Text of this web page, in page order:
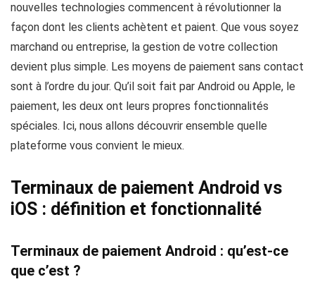
nouvelles technologies commencent à révolutionner la
façon dont les clients achètent et paient. Que vous soyez
marchand ou entreprise, la gestion de votre collection
devient plus simple. Les moyens de paiement sans contact
sont à l’ordre du jour. Qu’il soit fait par Android ou Apple, le
paiement, les deux ont leurs propres fonctionnalités
spéciales. Ici, nous allons découvrir ensemble quelle
plateforme vous convient le mieux.
Terminaux de paiement Android vs
iOS : définition et fonctionnalité
Terminaux de paiement Android : qu’est-ce
que c’est ?